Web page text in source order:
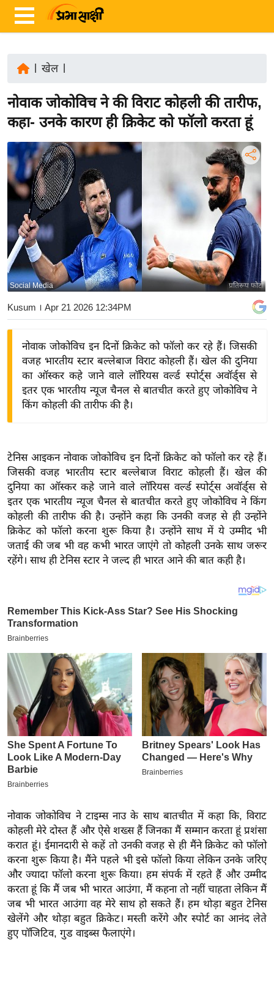
ज़ा
ख
र
रा
ष्ट्री
य
अं
त
र्रा
ष्ट्री
य
बि
ज़
द्यो
त
वि
शे
ष
ज्ञ
रा
य
खे
ल
क्रि
के
ट
I
P
L
2
0
2
क्रा
इ
म
ई
-
पे
प
र
खेल|
नोवाक जोकोविच ने की विराट कोहली की तारीफ,
कहा- उनके कारण ही क्रिकेट को फॉलो करता हूं
प्रतिरूप फोटो
Social Media
Kusum । Apr 21 2026 12:34PM
नोवाक जोकोविच इन दिनों क्रिकेट को फॉलो कर रहे हैं। जिसकी
वजह भारतीय स्टार बल्लेबाज विराट कोहली हैं। खेल की दुनिया
का ऑस्कर कहे जाने वाले लॉरियस वर्ल्ड स्पोर्ट्स अवॉर्ड्स से
इतर एक भारतीय न्यूज चैनल से बातचीत करते हुए जोकोविच ने
किंग कोहली की तारीफ की है।
टेनिस आइकन नोवाक जोकोविच इन दिनों क्रिकेट को फॉलो कर रहे हैं।
जिसकी वजह भारतीय स्टार बल्लेबाज विराट कोहली हैं। खेल की
दुनिया का ऑस्कर कहे जाने वाले लॉरियस वर्ल्ड स्पोर्ट्स अवॉर्ड्स से
इतर एक भारतीय न्यूज चैनल से बातचीत करते हुए जोकोविच ने किंग
कोहली की तारीफ की है। उन्होंने कहा कि उनकी वजह से ही उन्होंने
क्रिकेट को फॉलो करना शुरू किया है। उन्होंने साथ में ये उम्मीद भी
जताई की जब भी वह कभी भारत जाएंगे तो कोहली उनके साथ जरूर
रहेंगे। साथ ही टेनिस स्टार ने जल्द ही भारत आने की बात कही है।
नोवाक जोकोविच ने टाइम्स नाउ के साथ बातचीत में कहा कि, विराट
कोहली मेरे दोस्त हैं और ऐसे शख्स हैं जिनका मैं सम्मान करता हूं प्रशंसा
करात हूं। ईमानदारी से कहें तो उनकी वजह से ही मैंने क्रिकेट को फॉलो
करना शुरू किया है। मैंने पहले भी इसे फॉलो किया लेकिन उनके जरिए
और ज्यादा फॉलो करना शुरू किया। हम संपर्क में रहते हैं और उम्मीद
करता हूं कि मैं जब भी भारत आउंगा, मैं कहना तो नहीं चाहता लेकिन मैं
जब भी भारत आउंगा वह मेरे साथ हो सकते हैं। हम थोड़ा बहुत टेनिस
खेलेंगे और थोड़ा बहुत क्रिकेट। मस्ती करेंगे और स्पोर्ट का आनंद लेते
हुए पॉजिटिव, गुड वाइब्स फैलाएंगे।